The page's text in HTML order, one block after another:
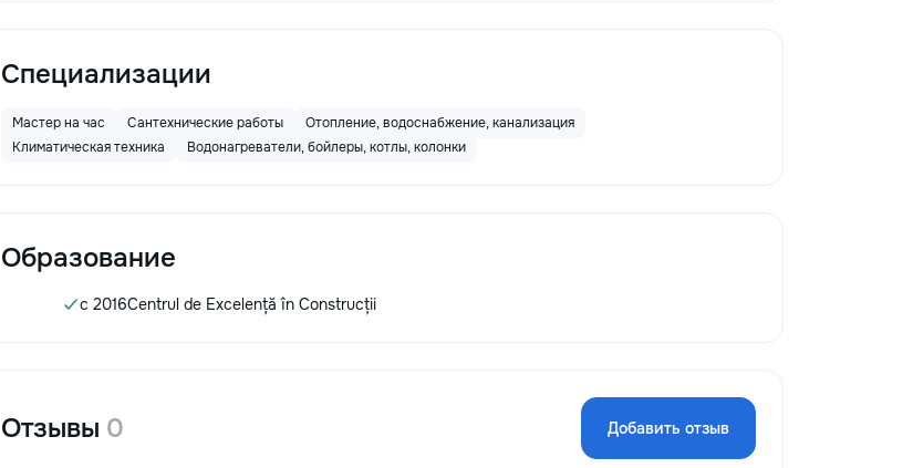
Специализации
Мастер на час Сантехнические работы
Отопление, водоснабжение, канализация
Климатическая техника
Водонагреватели, бойлеры, котлы, колонки
Образование
c 2016Centrul de Excelență în Construcții
Отзывы 0 Добавить отзыв